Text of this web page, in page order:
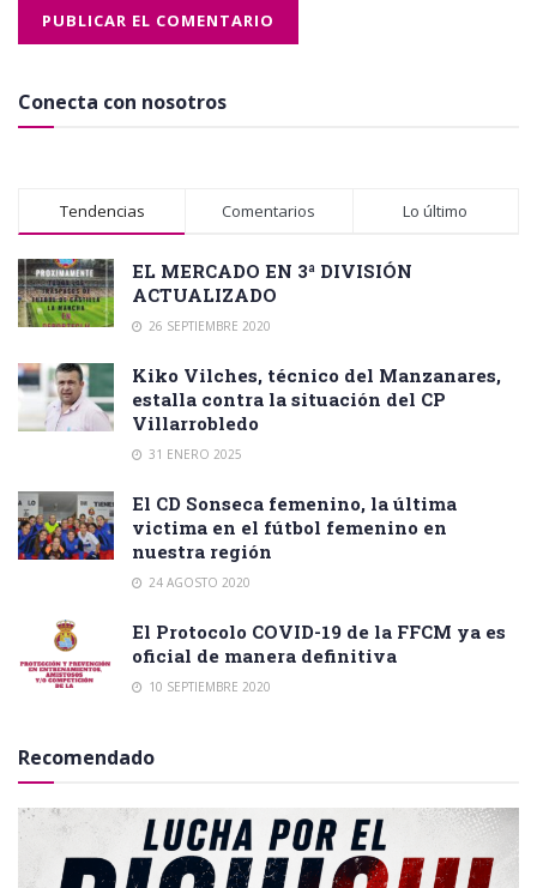
Conecta con nosotros
Tendencias Comentarios Lo último
EL MERCADO EN 3ª DIVISIÓN
ACTUALIZADO
26 SEPTIEMBRE 2020
Kiko Vilches, técnico del Manzanares,
estalla contra la situación del CP
Villarrobledo
31 ENERO 2025
El CD Sonseca femenino, la última
victima en el fútbol femenino en
nuestra región
24 AGOSTO 2020
El Protocolo COVID-19 de la FFCM ya es
oficial de manera definitiva
10 SEPTIEMBRE 2020
Recomendado